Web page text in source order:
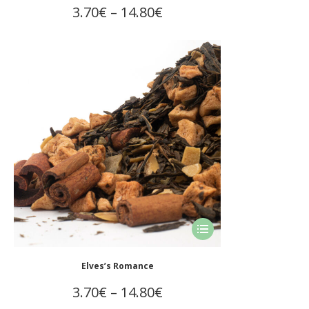
παραλλαγές.
Οι
επιλογές
μπορούν
να
επιλεγούν
στη
σελίδα
του
προϊόντος
3.70€ – 14.80€Price
range:
3.70€
through
14.80€
Αυτό
Elves’s Romance
3.70€ – 14.80€Price